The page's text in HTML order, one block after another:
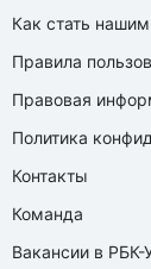
Как стать
Правила
Правовая
Политика
Контакты
Команда
Вакансии в РБК-